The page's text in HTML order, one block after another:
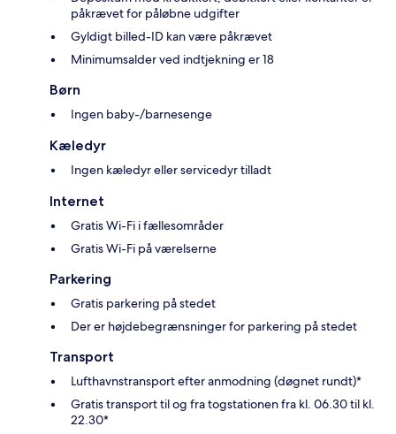
påkrævet for påløbne udgifter
Gyldigt billed-ID kan være påkrævet
Minimumsalder ved indtjekning er 18
Børn
Ingen baby-/barnesenge
Kæledyr
Ingen kæledyr eller servicedyr tilladt
Internet
Gratis Wi-Fi i fællesområder
Gratis Wi-Fi på værelserne
Parkering
Gratis parkering på stedet
Der er højdebegrænsninger for parkering på stedet
Transport
Lufthavnstransport efter anmodning (døgnet rundt)*
Gratis transport til og fra togstationen fra kl. 06.30 til kl.
22.30*